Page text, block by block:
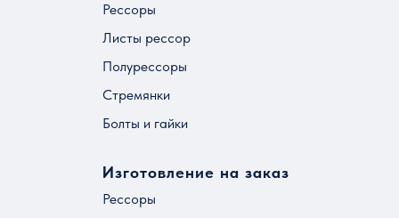
Рессоры
Листы рессор
Полурессоры
Стремянки
Болты и гайки
Изготовление на заказ
Рессоры